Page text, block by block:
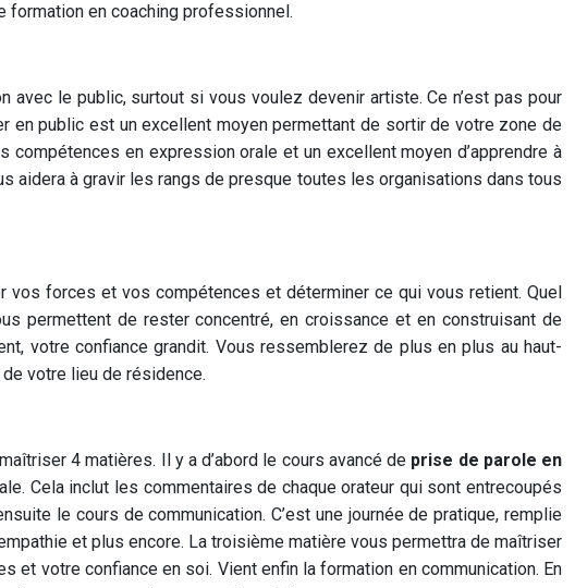
formation en coaching professionnel.
le public, surtout si vous voulez devenir artiste. Ce n’est pas pour
en public est un excellent moyen permettant de sortir de votre zone de
en expression orale et un excellent moyen d’apprendre à
aidera à gravir les rangs de presque toutes les organisations dans tous
vos forces et vos compétences et déterminer ce qui vous retient. Quel
permettent de rester concentré, en croissance et en construisant de
votre confiance grandit. Vous ressemblerez de plus en plus au haut-
votre lieu de résidence.
4 matières. Il y a d’abord le cours avancé de prise de parole en
Cela inclut les commentaires de chaque orateur qui sont entrecoupés
le cours de communication. C’est une journée de pratique, remplie
et plus encore. La troisième matière vous permettra de maîtriser
votre confiance en soi. Vient enfin la formation en communication. En